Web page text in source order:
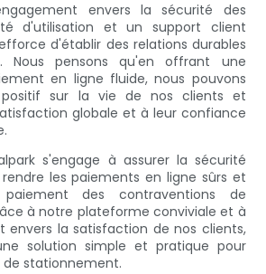
envers la sécurité des
d'utilisation et un support client
d'établir des relations durables
Nous pensons qu'en offrant une
en ligne fluide, nous pouvons
sur la vie de nos clients et
globale et à leur confiance
s'engage à assurer la sécurité
les paiements en ligne sûrs et
des contraventions de
à notre plateforme conviviale et à
envers la satisfaction de nos clients,
solution simple et pratique pour
de stationnement.